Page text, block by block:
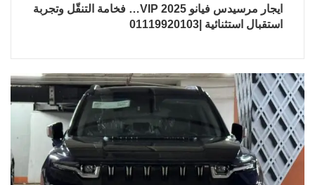
ايجار مرسيدس فيانو 2025 VIP… فخامة التنقّل وتجربة
استقبال استثنائية |01119920103